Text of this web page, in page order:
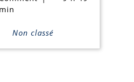
min
Non classé